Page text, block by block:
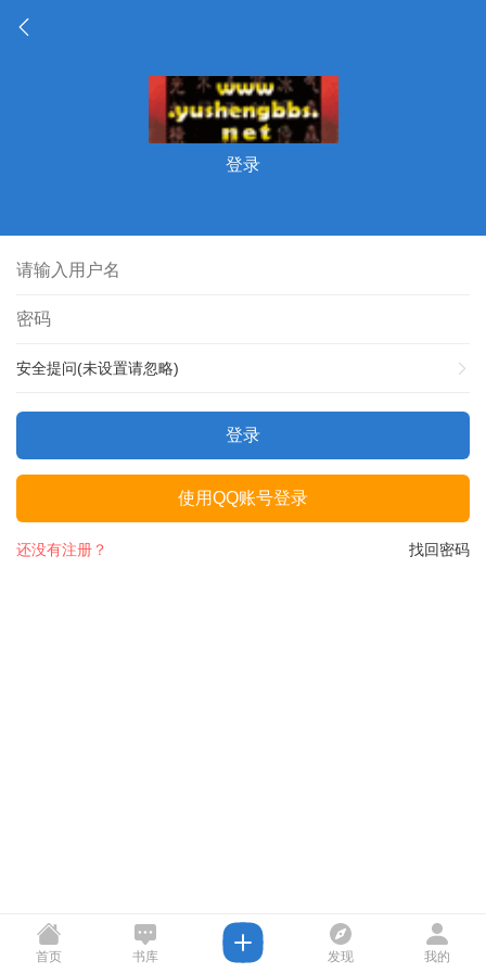
登录
安全提问(未设置请忽略)
登录
使用QQ账号登录
找回密码
还没有注册？
首页 书库 发现 我的